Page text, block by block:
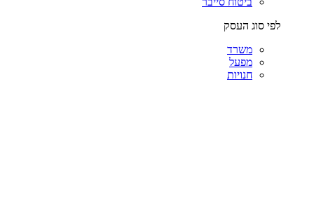
לפי סוג העסק
משרד
מפעל
חנויות